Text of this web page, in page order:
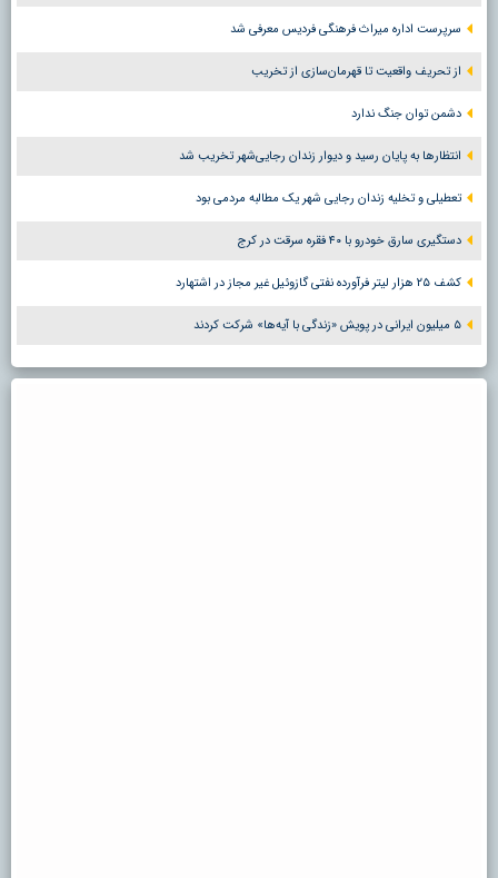
سرپرست اداره میراث فرهنگی فردیس معرفی شد
از تحریف واقعیت تا قهرمان‌سازی از تخریب
دشمن توان جنگ ندارد
انتظارها به پایان رسید و دیوار زندان رجایی‌شهر تخریب شد
تعطیلی و تخلیه زندان رجایی شهر یک مطالبه مردمی بود
دستگیری سارق خودرو با ۴۰ فقره سرقت در کرج
کشف ۲۵ هزار لیتر فرآورده نفتی گازوئیل غیر مجاز در اشتهارد
۵ میلیون ایرانی در پویش «زندگی با آیه‌ها» شرکت کردند